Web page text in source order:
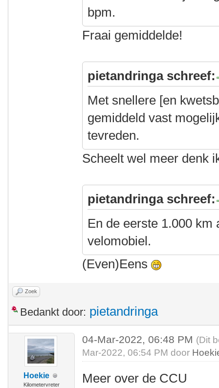
bpm.
Fraai gemiddelde!
pietandringa schreef:
Met snellere [en
gemiddeld vast
tevreden.
Scheelt wel meer denk
pietandringa schreef:
En de eerste 1.000 km
velomobiel.
(Even)Eens
Zoek
Bedankt door: pietandringa
Hoekie
Kilometervreter
04-Mar-2022, 06:48 PM (Dit
Mar-2022, 06:54 PM door
Meer over de CCU